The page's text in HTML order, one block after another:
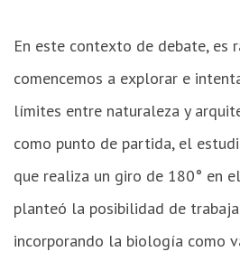
En este contexto de debate, es
comencemos a explorar e
límites entre naturaleza y
como punto de partida, el
que realiza un giro de 180° en
planteó la posibilidad de
incorporando la biología como